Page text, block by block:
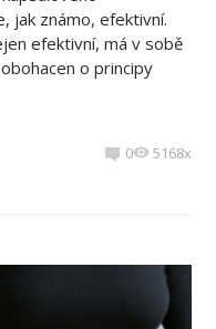
jak známo, efektivní.
efektivní, má v sobě
o principy
0 5168x